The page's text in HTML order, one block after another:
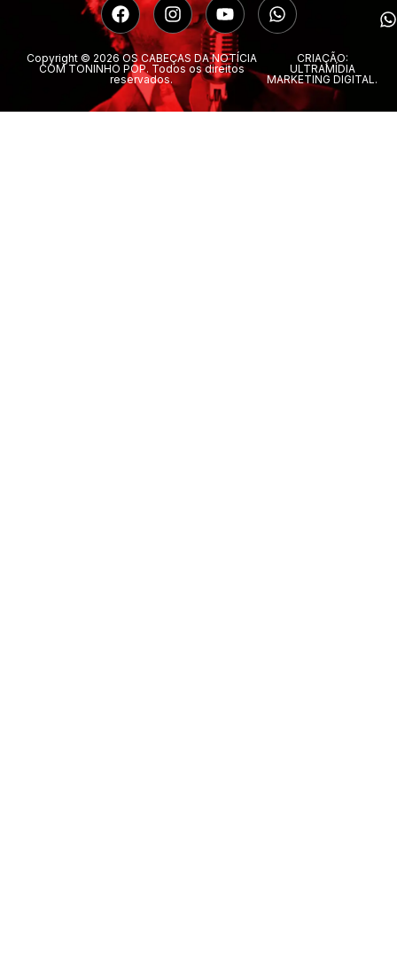
Copyright © 2026 OS CABEÇAS DA NOTÍCIA
COM TONINHO POP. Todos os direitos
reservados.
CRIAÇÃO:
ULTRAMÍDIA
MARKETING DIGITAL.